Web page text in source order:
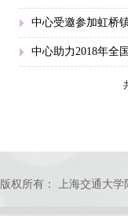
中心受邀参加虹桥
中心助力2018年全
版权所有： 上海交通大